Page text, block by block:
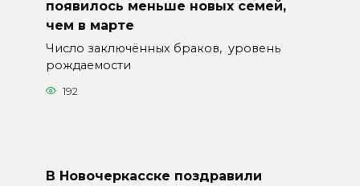
появилось меньше новых семей,
чем в марте
Число заключённых браков, уровень
рождаемости
192
В Новочеркасске поздравили